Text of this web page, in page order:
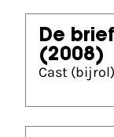
De
(2008)
Cast (bijrol)